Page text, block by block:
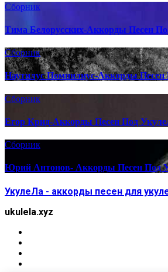
Сборник
Тима Белорусских-Аккорды Песен
Сборник
Наутилус Помпилиус-Аккорды Песен
Сборник
Егор Крид-Аккорды Песен Под
Сборник
Юрий Антонов- Аккорды Песен Под
УкулеЛа - аккорды песен для
ukulela.xyz